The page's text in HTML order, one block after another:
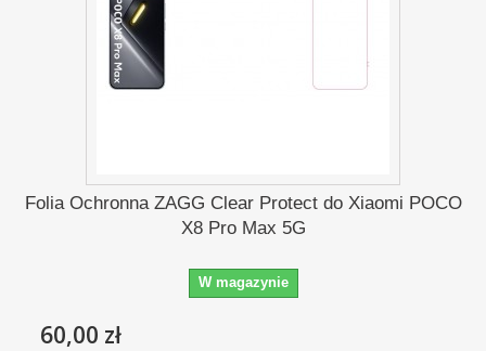
Folia Ochronna ZAGG Clear Protect do Xiaomi POCO
X8 Pro Max 5G
W magazynie
60,00 zł